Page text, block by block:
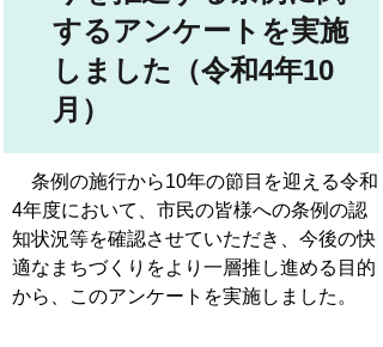
するアンケートを実施
しました（令和4年10
月）
条例の施行から10年の節目を迎える令和
4年度において、市民の皆様への条例の認
知状況等を確認させていただき、今後の快
適なまちづくりをより一層推し進める目的
から、このアンケートを実施しました。